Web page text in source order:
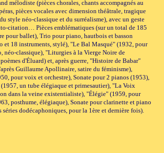
mélodiste (pièces chorales, chants accompagnés au
pièces vocales avec dimension théâtrale, tragique
style néo-classique et du surréalisme), avec un geste
citation… Pièces emblématiques (sur un total de 185
pour ballet), Trio pour piano, hautbois et basson
et 18 instruments, stylé), "Le Bal Masqué" (1932, pour
néo-classique), "Liturgies à la Vierge Noire de
d'Éluard) et, après guerre, "Histoire de Babar"
Guillaume Apollinaire, satire du féminisme),
pour voix et orchestre), Sonate pour 2 pianos (1953),
un tube élégiaque et primesautier), "La Voix
dans la veine existentialiste), "Élégie" (1959, pour
posthume, élégiaque), Sonate pour clarinette et piano
dodécaphoniques, pour la 1ère et dernière fois).